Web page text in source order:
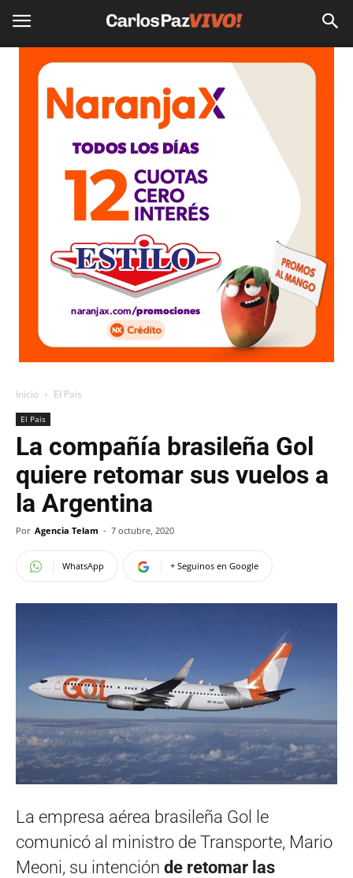
Inicio El Pais
El Pais
La compañía brasileña Gol
quiere retomar sus vuelos a
la Argentina
Por Agencia Telam - 7 octubre, 2020
WhatsApp + Seguinos en Google
La empresa aérea brasileña Gol le
comunicó al ministro de Transporte, Mario
Meoni, su intención de retomar las